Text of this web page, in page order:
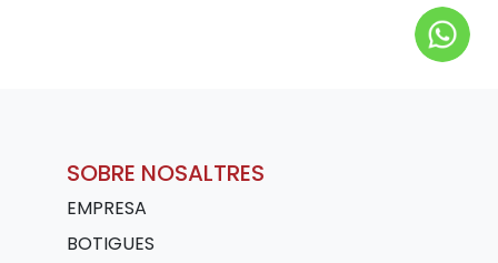
SOBRE NOSALTRES
EMPRESA
BOTIGUES